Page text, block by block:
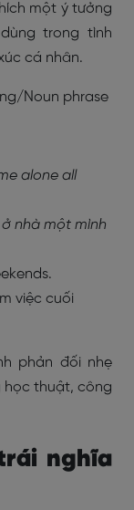
một ý tưởng
trong tình
cá nhân.
Noun phrase
alone all
nhà một mình
việc cuối
phản đối nhẹ
học thuật, công
nghĩa